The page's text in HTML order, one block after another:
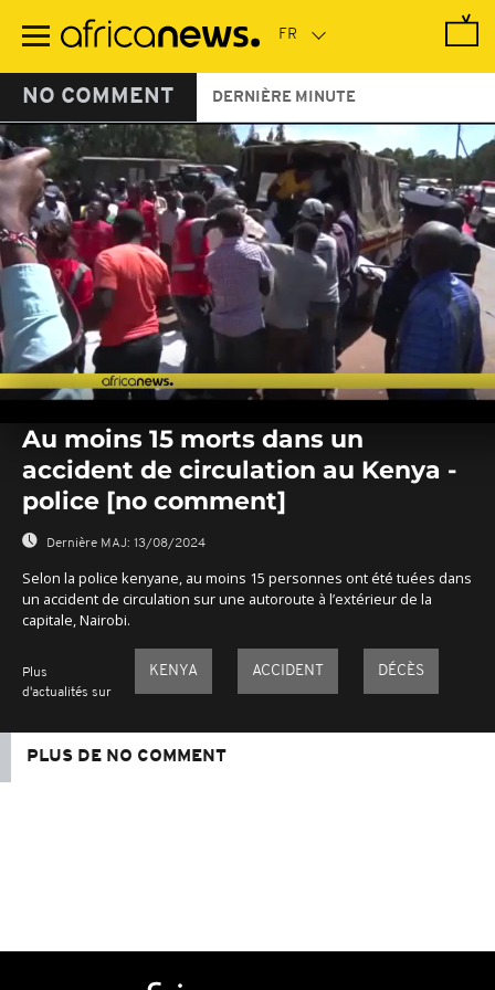
contenu
NO COMMENT DERNIÈRE MINUTE
seconds
seconds
Au moins 15 morts dans un
accident de circulation au Kenya -
police [no comment]
Dernière MAJ: 13/08/2024
Selon la police kenyane, au moins 15 personnes ont été tuées dans
un accident de circulation sur une autoroute à l’extérieur de la
capitale, Nairobi.
Plus
d'actualités sur
KENYA ACCIDENT DÉCÈS
PLUS DE NO COMMENT